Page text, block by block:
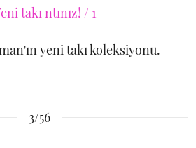
yeni takı koleksiyonu.
3/56